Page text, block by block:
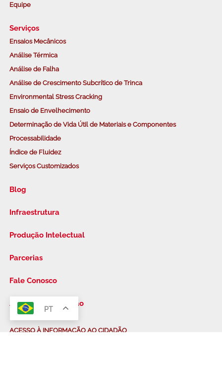
PT
Equipe
Serviços
Ensaios Mecânicos
Análise Térmica
Análise de Falha
Análise de Crescimento Subcrítico de Trinca
Environmental Stress Cracking
Ensaio de Envelhecimento
Determinação de Vida Útil de Materiais e Componentes
Processabilidade
Índice de Fluidez
Serviços Customizados
Blog
Infraestrutura
Produção Intelectual
Parcerias
Fale Conosco
Acesso à Informação
FAQ
ACESSO À INFORMAÇÃO AO CIDADÃO